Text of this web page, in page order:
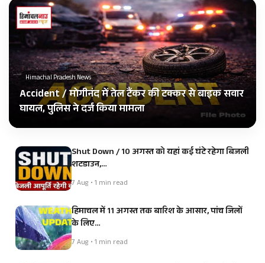
Himachal Pradesh News
Accident / मोगीनंद में तेल टैंकर की टक्कर से बाइक सवार
घायल, पुलिस ने दर्ज किया मामला
Shut Down / 10 अगस्त को यहां कई घंटे रहेगा बिजली
शटडाउन,…
7 Aug • 1 min read
हिमाचल में 11 अगस्त तक बारिश के आसार, पांच जिलों
के लिए…
7 Aug • 1 min read